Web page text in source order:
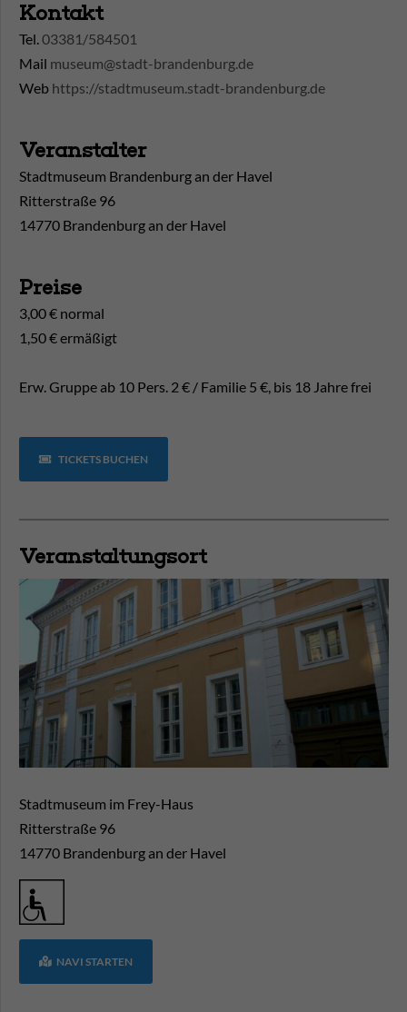
Kontakt
Tel.03381/584501
Mail museum@stadt-brandenburg.de
Web https://stadtmuseum.stadt-brandenburg.de
Veranstalter
Stadtmuseum Brandenburg an der Havel
Ritterstraße 96
14770 Brandenburg an der Havel
Preise
3,00 € normal
1,50 € ermäßigt
Erw. Gruppe ab 10 Pers. 2 € / Familie 5 €, bis 18 Jahre frei
TICKETS BUCHEN
Veranstaltungsort
Stadtmuseum im Frey-Haus
Ritterstraße 96
14770 Brandenburg an der Havel
NAVI STARTEN